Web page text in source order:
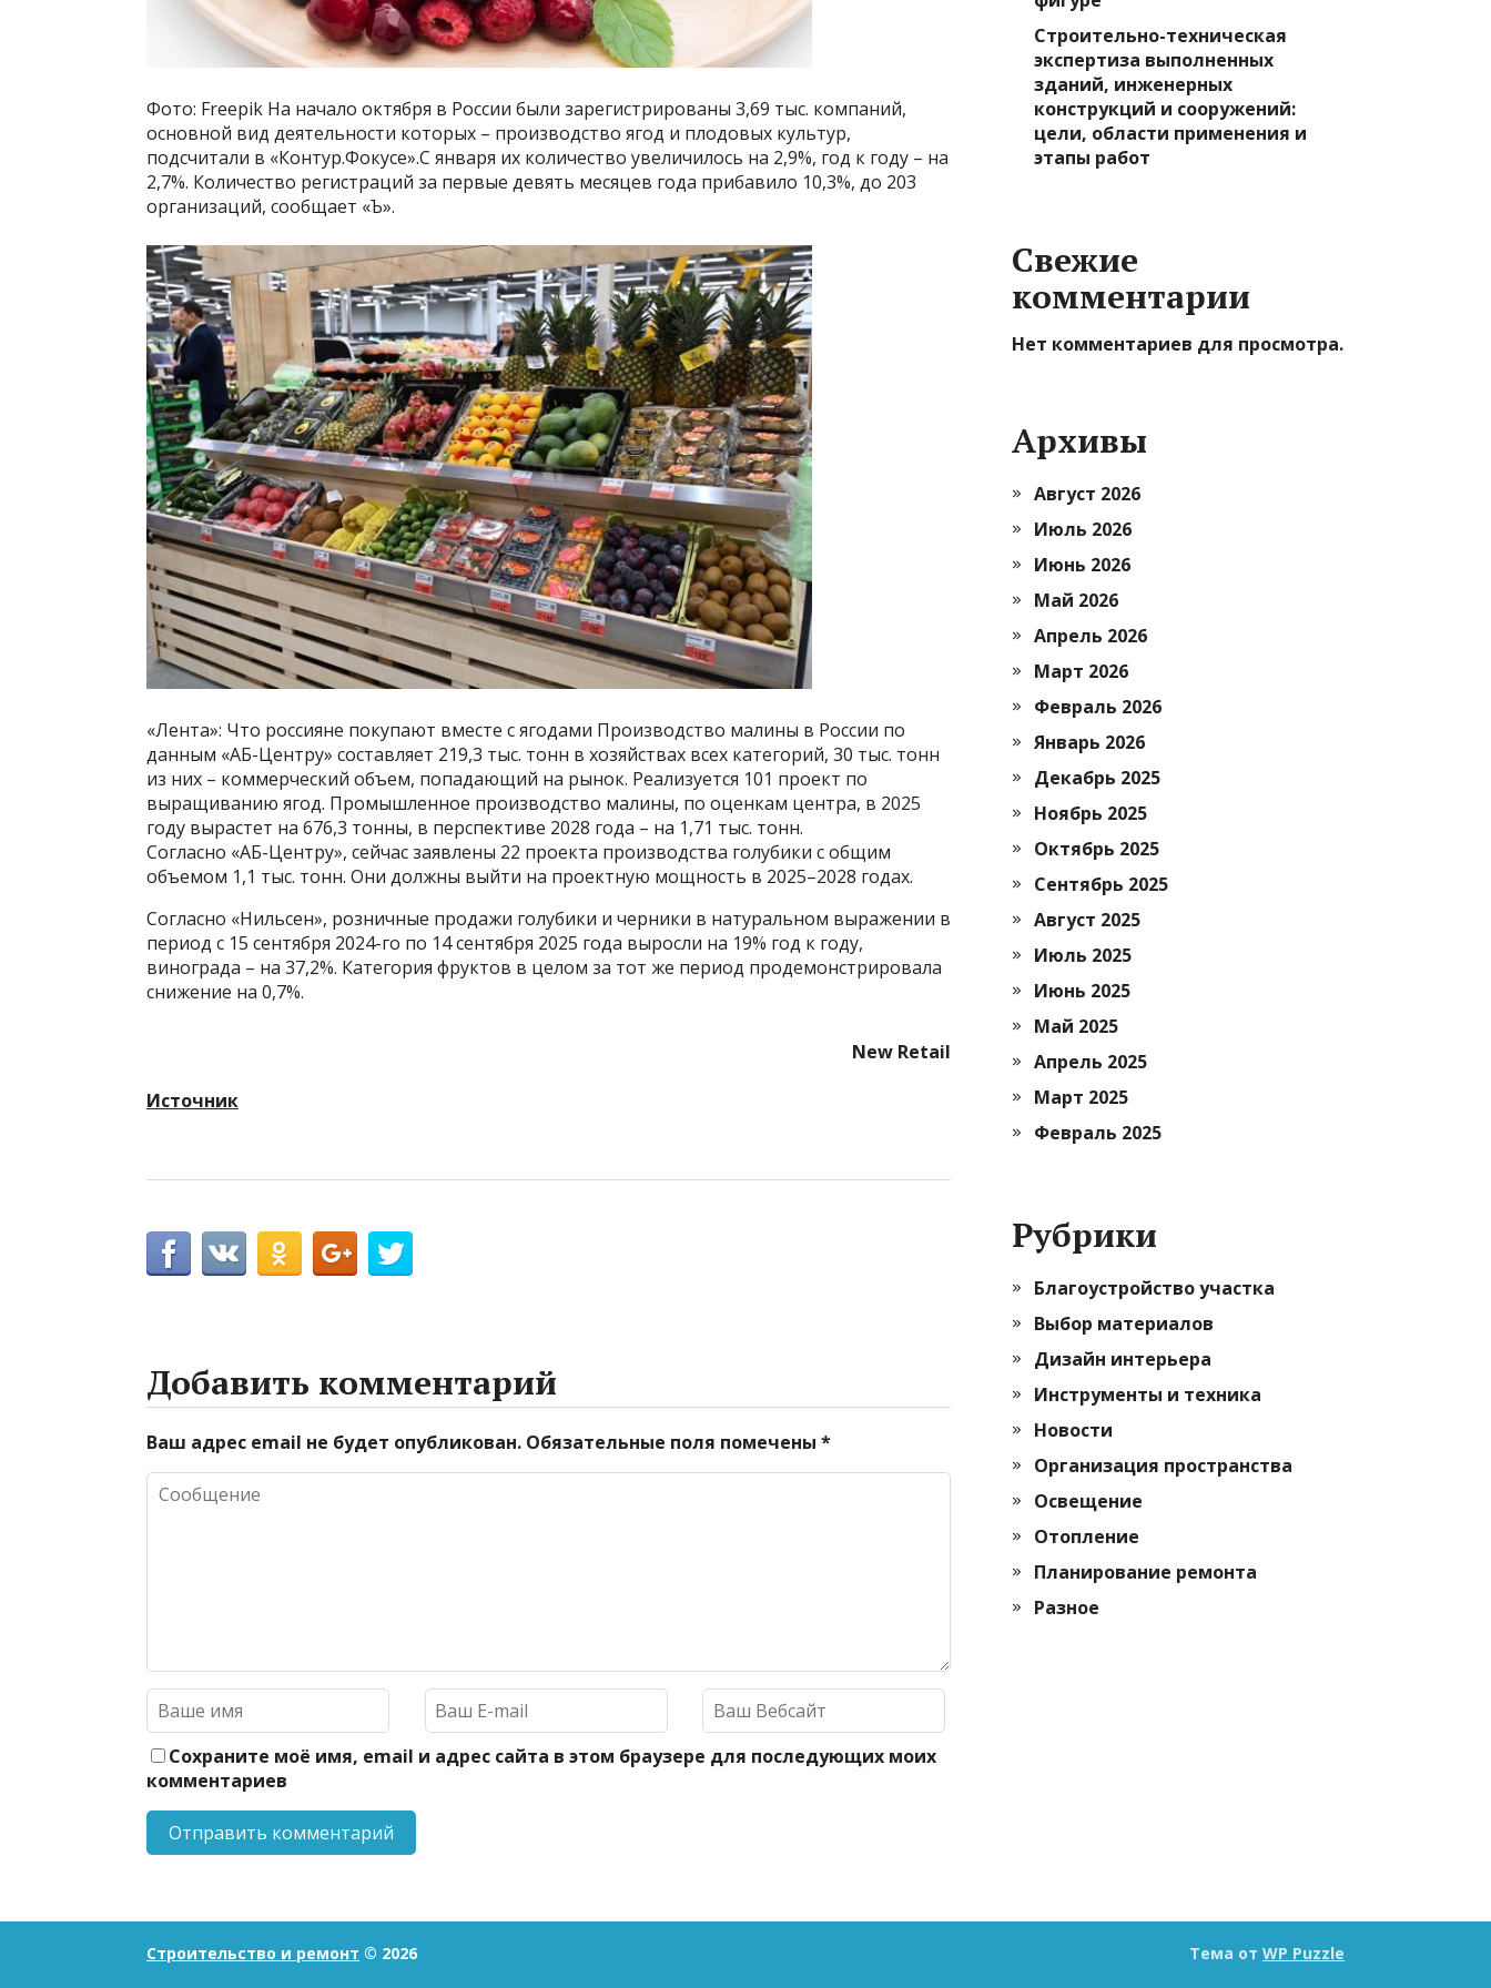
Фото: Freepik На начало октября в России были зарегистрированы 3,69 тыс. компаний,
основной вид деятельности которых – производство ягод и плодовых культур,
подсчитали в «Контур.Фокусе».С января их количество увеличилось на 2,9%, год к году – на
2,7%. Количество регистраций за первые девять месяцев года прибавило 10,3%, до 203
организаций, сообщает «Ъ».
«Лента»: Что россияне покупают вместе с ягодами Производство малины в России по
данным «АБ-Центру» составляет 219,3 тыс. тонн в хозяйствах всех категорий, 30 тыс. тонн
из них – коммерческий объем, попадающий на рынок. Реализуется 101 проект по
выращиванию ягод. Промышленное производство малины, по оценкам центра, в 2025
году вырастет на 676,3 тонны, в перспективе 2028 года – на 1,71 тыс. тонн.
Согласно «АБ-Центру», сейчас заявлены 22 проекта производства голубики с общим
объемом 1,1 тыс. тонн. Они должны выйти на проектную мощность в 2025–2028 годах.
Согласно «Нильсен», розничные продажи голубики и черники в натуральном выражении в
период с 15 сентября 2024-го по 14 сентября 2025 года выросли на 19% год к году,
винограда – на 37,2%. Категория фруктов в целом за тот же период продемонстрировала
снижение на 0,7%.
New Retail
Источник
Добавить комментарий
Ваш адрес email не будет опубликован. Обязательные поля помечены *
Сохраните моё имя, email и адрес сайта в этом браузере для последующих моих
комментариев
Строительно-техническая
экспертиза выполненных
зданий, инженерных
конструкций и сооружений:
цели, области применения и
этапы работ
Свежие
комментарии
Нет комментариев для просмотра.
Архивы
Август 2026
Июль 2026
Июнь 2026
Май 2026
Апрель 2026
Март 2026
Февраль 2026
Январь 2026
Декабрь 2025
Ноябрь 2025
Октябрь 2025
Сентябрь 2025
Август 2025
Июль 2025
Июнь 2025
Май 2025
Апрель 2025
Март 2025
Февраль 2025
Рубрики
Благоустройство участка
Выбор материалов
Дизайн интерьера
Инструменты и техника
Новости
Организация пространства
Освещение
Отопление
Планирование ремонта
Разное
Строительство и ремонт © 2026 Тема от WP Puzzle